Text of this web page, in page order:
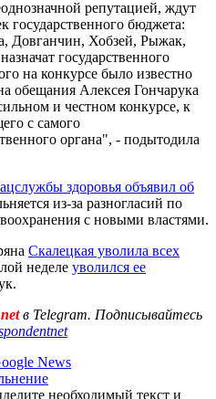
репутацией, ждут
государственного бюджета:
Довганчин, Хобзей, Рыжак,
государственного
на конкурсе было известно
обещания Алексея Гончарука
и честном конкурсе, к
с самого
органа", - подытодила
здоровья объявил об
из-за разногласий по
с новыми властями.
Скалецкая уволила всех
неделе уволился ее
в Telegram. Подписывайтесь
News
необходимый текст и